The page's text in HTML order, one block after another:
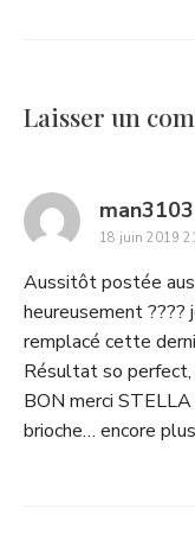
Laisser un
man3103
18 juin 2019
Aussitôt postée
heureusement ????
remplacé cette
Résultat so perfect,
BON merci
brioche… encore